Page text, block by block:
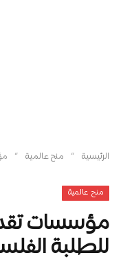
الرئيسية » منح عالمية »
منح عالمية
مؤسسات
للطلبة